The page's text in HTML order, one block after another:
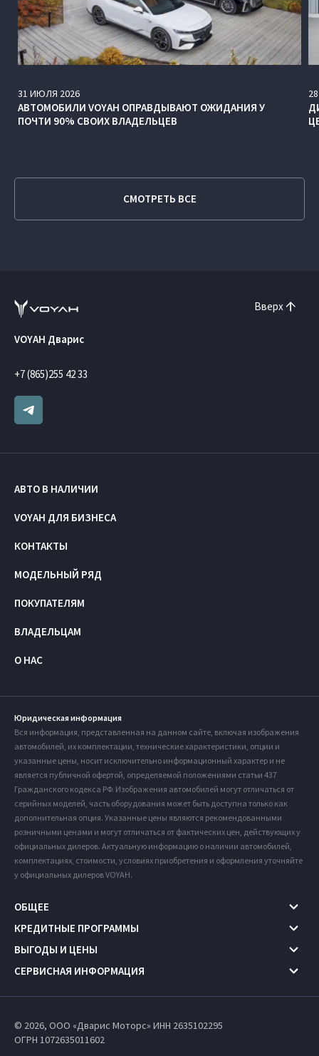
31 ИЮЛЯ 2026
АВТОМОБИЛИ VOYAH ОПРАВДЫВАЮТ ОЖИДАНИЯ У
ПОЧТИ 90% СВОИХ ВЛАДЕЛЬЦЕВ
28
СМОТРЕТЬ ВСЕ
Вверх
VOYAH Дварис
+7 (865)255 42 33
АВТО В НАЛИЧИИ
VOYAH ДЛЯ БИЗНЕСА
КОНТАКТЫ
МОДЕЛЬНЫЙ РЯД
ПОКУПАТЕЛЯМ
ВЛАДЕЛЬЦАМ
О НАС
Юридическая информация
Вся информация, представленная на данном сайте, включая изображения
автомобилей, их комплектации, технические характеристики, опции и
указанные цены, носит исключительно информационный характер и не
является публичной офертой, определяемой положениями статьи 437
Гражданского кодекса РФ. Изображения автомобилей могут отличаться от
серийных моделей, часть оборудования может быть доступна только как
дополнительная опция. Указанные цены являются рекомендованными
розничными ценами и могут отличаться от фактических цен, действующих у
официальных дилеров. Актуальную информацию о наличии автомобилей,
комплектациях, стоимости, условиях приобретения и оформления уточняйте
у официальных дилеров VOYAH.
ОБЩЕЕ
КРЕДИТНЫЕ ПРОГРАММЫ
ВЫГОДЫ И ЦЕНЫ
СЕРВИСНАЯ ИНФОРМАЦИЯ
© 2026, ООО «Дварис Моторс» ИНН 2635102295
ОГРН 1072635011602